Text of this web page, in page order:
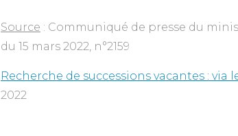
Source : Communiqué de presse du
du 15 mars 2022, n°2159
Recherche de successions vacantes :
2022